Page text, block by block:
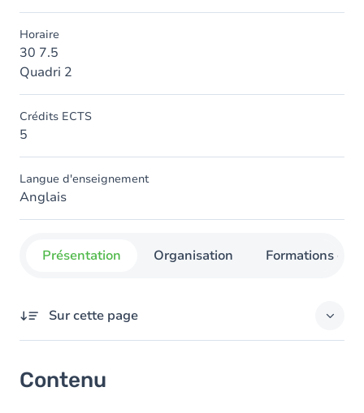
Horaire
30 7.5
Quadri 2
Crédits ECTS
5
Langue d'enseignement
Anglais
Présentation Organisation Formations
Sur cette page
Contenu